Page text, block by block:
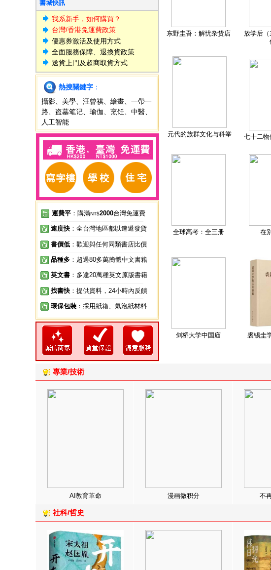
書城快訊
我系新手，如何購買？
台灣/香港免運費政策
優惠券激活及使用方式
全面服務保障、退換貨政策
送貨上門及超商取貨方式
熱搜關鍵字 ：
攝影
美學 汪曾祺 繪畫
一帶一
路
盗墓笔记 瑜伽 烹饪 中醫
人工智能
運費平 ：購滿NT$2000台灣免運費
速度快 ：全台灣地區都以速遞發貨
書價低 ：歡迎與任何同類書店比價
品種多 ：超過80多萬簡體中文書籍
英文書 ：多達20萬種英文原版書籍
找書快 ：提供資料，24小時內反饋
環保包裝 ：採用紙箱、氣泡紙材料
东野圭吾：解忧杂货店
放学后（
元代的族群文化与科举 七十二
全球高考：全三册 在
剑桥大学中国庙 裘锡圭
專業/技術
AI教育革命 漫画微积分 不
社科/哲史